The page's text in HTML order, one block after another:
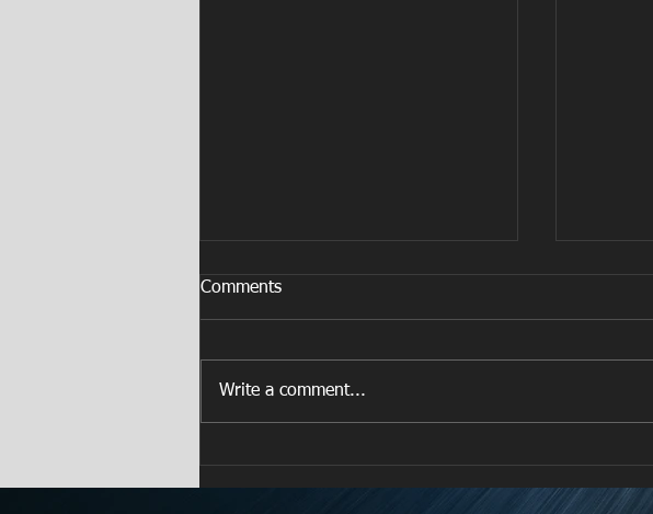
Comments
Write a comment...